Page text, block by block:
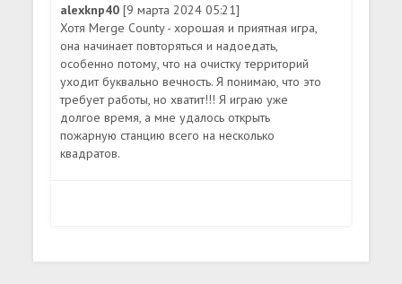
alexknp40[9 марта 2024 05:21]
Хотя Merge County - хорошая и приятная игра,
она начинает повторяться и надоедать,
особенно потому, что на очистку территорий
уходит буквально вечность. Я понимаю, что это
требует работы, но хватит!!! Я играю уже
долгое время, а мне удалось открыть
пожарную станцию всего на несколько
квадратов.